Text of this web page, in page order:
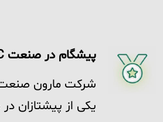
پیشگام در صنعت PVC
شرکت مارون صنعت
یکی از پیشتازان